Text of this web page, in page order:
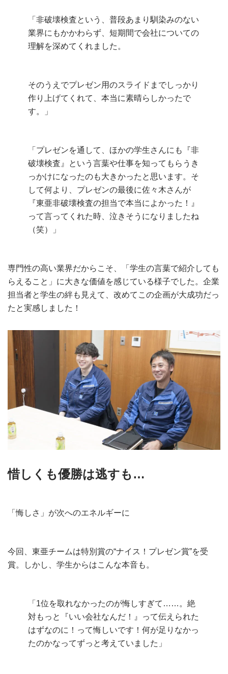
「非破壊検査という、普段あまり馴染みのない
業界にもかかわらず、短期間で会社についての
理解を深めてくれました。
そのうえでプレゼン用のスライドまでしっかり
作り上げてくれて、本当に素晴らしかったで
す。」
「プレゼンを通して、ほかの学生さんにも『非
破壊検査』という言葉や仕事を知ってもらうき
っかけになったのも大きかったと思います。そ
して何より、プレゼンの最後に佐々木さんが
『東亜非破壊検査の担当で本当によかった！』
って言ってくれた時、泣きそうになりましたね
（笑）」
専門性の高い業界だからこそ、「学生の言葉で紹介しても
らえること」に大きな価値を感じている様子でした。企業
担当者と学生の絆も見えて、改めてこの企画が大成功だっ
たと実感しました！
惜しくも優勝は逃すも…
「悔しさ」が次へのエネルギーに
今回、東亜チームは特別賞の“ナイス！プレゼン賞”を受
賞。しかし、学生からはこんな本音も。
「1位を取れなかったのが悔しすぎて……。絶
対もっと『いい会社なんだ！』って伝えられた
はずなのに！って悔しいです！何が足りなかっ
たのかなってずっと考えていました」